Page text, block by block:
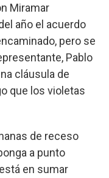
Miramar
año el acuerdo
pero se
Pablo
cláusula de
que los violetas
de receso
a punto
en sumar